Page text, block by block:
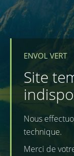
ENVOL VERT
Site
Nous
technique.
Merci de